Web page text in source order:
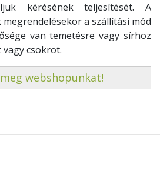
kérésének teljesítését. A
a szállítási mód
van temetésre vagy sírhoz
csokrot.
webshopunkat!